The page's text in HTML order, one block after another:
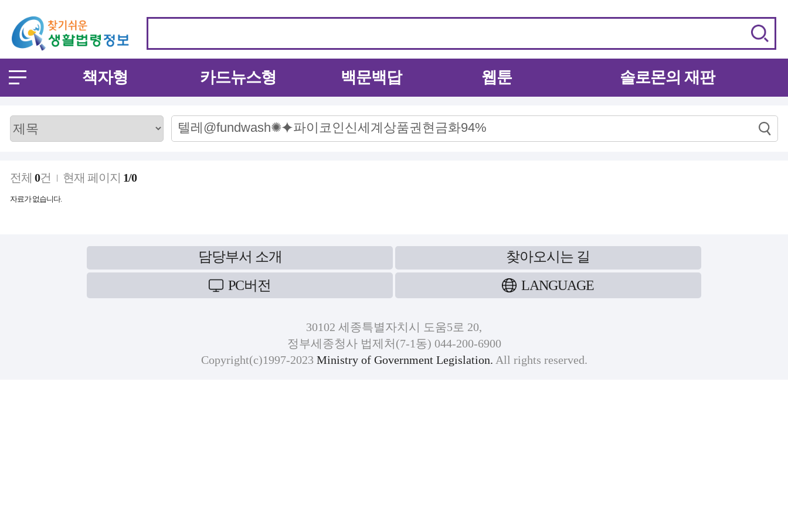
책자형 카드뉴스형 백문백답 웹툰 솔로몬의 재판
전체 0건 현재 페이지 1/0
자료가 없습니다.
담당부서 소개
찾아오시는 길
PC버전
LANGUAGE
30102 세종특별자치시 도움5로 20,
정부세종청사 법제처(7-1동) 044-200-6900
Copyright(c)1997-2023 Ministry of Government Legislation. All rights reserved.